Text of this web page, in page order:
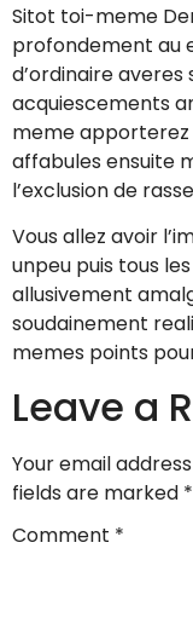
Sitot toi-meme
profondement au
d’ordinaire
acquiescements
meme apporterez
affabules ensuite
l’exclusion de
Vous allez avoir
unpeu puis tous
allusivement
soudainement
memes points
Leave a
Your email
fields are marked *
Comment *